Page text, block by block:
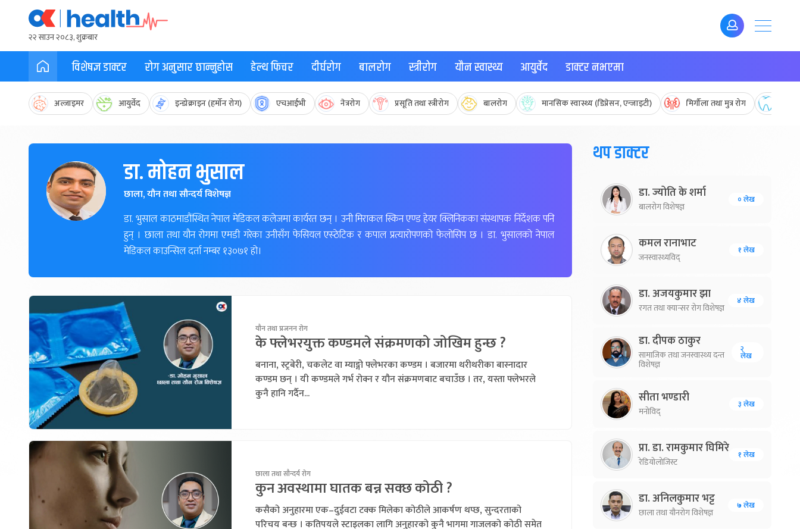
२२ साउन २०८३, शुक्रबार
विशेषज्ञ डाक्टर रोग अनुसार छान्नुहोस हेल्थ फिचर दीर्घरोग बालरोग स्त्रीरोग यौन स्वास्थ्य आयुर्वेद डाक्टर नभएमा
अल्जाइमर आयुर्वेद इन्डोक्राइन (हर्मोन रोग) एचआईभी नेत्ररोग प्रसूति तथा स्त्रीरोग बालरोग मानसिक स्वास्थ्य (डिप्रेसन, एन्जाइटी) मिर्गौला तथा मुत्र रोग
डा. मोहन भुसाल
छाला, यौन तथा सौन्दर्य विशेषज्ञ
डा. भुसाल काठमाडौंस्थित नेपाल मेडिकल कलेजमा कार्यरत छन् । उनी मिराकल स्किन एण्ड हेयर क्लिनिकका संस्थापक निर्देशक पनि
हुन् । छाला तथा यौन रोगमा एमडी गरेका उनीसँग फेसियल एस्ठेटिक र कपाल प्रत्यारोपणको फेलोसिप छ । डा. भुसालको नेपाल
मेडिकल काउन्सिल दर्ता नम्बर १३०७१ हो।
यौन तथा प्रजनन रोग
के फ्लेभरयुक्त कण्डमले संक्रमणको जोखिम हुन्छ ?
बनाना, स्ट्रबेरी, चकलेट वा म्याङ्गो फ्लेभरका कण्डम । बजारमा थरीथरीका बास्नादार
कण्डम छन् । यी कण्डमले गर्भ रोक्न र यौन संक्रमणबाट बचाउँछ । तर, यस्ता फ्लेभरले
कुनै हानि गर्दैन...
छाला तथा सौन्दर्य रोग
कुन अवस्थामा घातक बन्न सक्छ कोठी ?
कसैको अनुहारमा एक–दुईवटा टक्क मिलेका कोठीले आकर्षण थप्छ, सुन्दरताको
परिचय बन्छ । कतिपयले स्टाइलका लागि अनुहारको कुनै भागमा गाजलको कोठी समेत
थप डाक्टर
डा. ज्योति के शर्मा
बालरोग विशेषज्ञ
० लेख
कमल रानाभाट
जनस्वास्थ्यविद्
१ लेख
डा. अजयकुमार झा
रगत तथा क्यान्सर रोग विशेषज्ञ
४ लेख
डा. दीपक ठाकुर
सामाजिक तथा जनस्वास्थ्य दन्त
विशेषज्ञ
२
लेख
सीता भण्डारी
मनोविद्
३ लेख
प्रा. डा. रामकुमार घिमिरे
रेडियोलोजिस्ट
१ लेख
डा. अनिलकुमार भट्ट
छाला तथा यौनरोग विशेषज्ञ
७ लेख